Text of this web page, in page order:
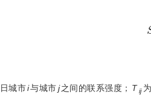
城市i与城市j之间的联系强度； Tij